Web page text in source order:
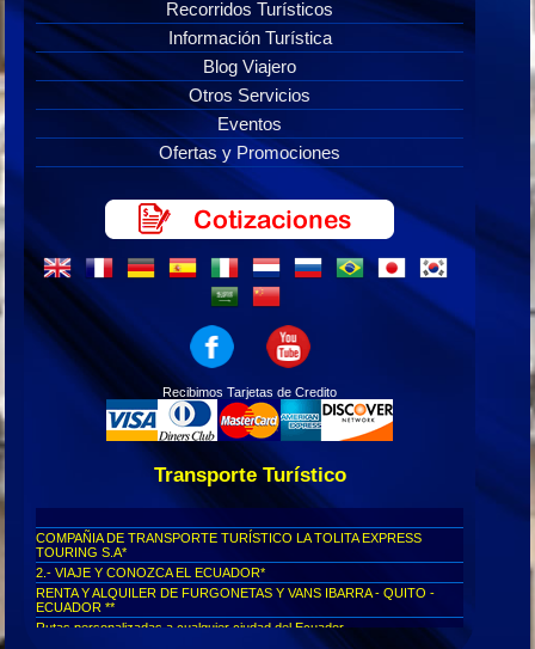
Recorridos Turísticos
Información Turística
Blog Viajero
Otros Servicios
Eventos
Ofertas y Promociones
Recibimos Tarjetas de Credito
Transporte Turístico
COMPAÑIA DE TRANSPORTE TURÍSTICO LA TOLITA EXPRESS
TOURING S.A*
2.- VIAJE Y CONOZCA EL ECUADOR*
RENTA Y ALQUILER DE FURGONETAS Y VANS IBARRA - QUITO -
ECUADOR **
Rutas personalizadas a cualquier ciudad del Ecuador...